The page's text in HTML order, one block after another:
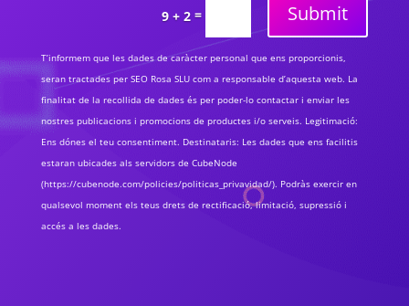
9 + 2 = Submit
T’informem que les dades de caràcter personal que ens proporcionis,
seran tractades per SEO Rosa SLU com a responsable d’aquesta web. La
finalitat de la recollida de dades és per poder-lo contactar i enviar les
nostres publicacions i promocions de productes i/o serveis. Legitimació:
Ens dónes el teu consentiment. Destinataris: Les dades que ens facilitis
estaran ubicades als servidors de CubeNode
(https://cubenode.com/policies/politicas_privavidad/). Podràs exercir en
qualsevol moment els teus drets de rectificació, limitació, supressió i
accés a les dades.